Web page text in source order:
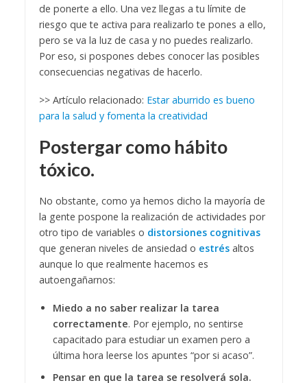
de ponerte a ello. Una vez llegas a tu límite de
riesgo que te activa para realizarlo te pones a ello,
pero se va la luz de casa y no puedes realizarlo.
Por eso, si pospones debes conocer las posibles
consecuencias negativas de hacerlo.
>> Artículo relacionado: Estar aburrido es bueno
para la salud y fomenta la creatividad
Postergar como hábito
tóxico.
No obstante, como ya hemos dicho la mayoría de
la gente pospone la realización de actividades por
otro tipo de variables o distorsiones cognitivas
que generan niveles de ansiedad o estrésaltos
aunque lo que realmente hacemos es
autoengañarnos:
Miedo a no saber realizar la tarea
correctamente. Por ejemplo, no sentirse
capacitado para estudiar un examen pero a
última hora leerse los apuntes “por si acaso”.
Pensar en que la tarea se resolverá sola.